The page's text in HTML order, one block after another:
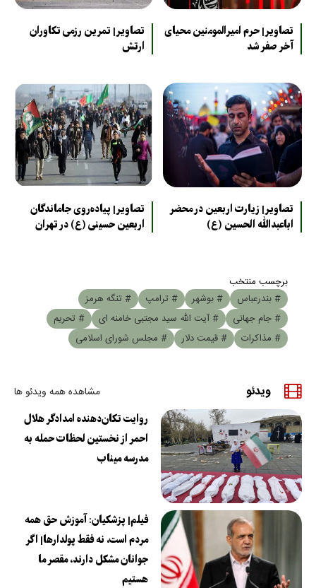
تصاویر| حرم امیرالمومنین محیای
آخر صفر شد
تصاویر| تمرین رزمی تکاوران
ارتش
تصاویر| زیارت اربعین در محضر
اباعبدالله الحسین (ع)
تصاویر| پیاده‌روی جاماندگان
اربعین حسینی (ع) در تهران
برچسب منتخب
# بندرعباس
# بوشهر # ترامپ
# تنگه هرمز
# جام جهانی
# آیت الله سید مجتبی خامنه ای
# تحریم
# مذاکرات
# قیمت دلار # مجلس شورای اسلامی
ویدئو مشاهده همه ویدئو ها
روایت تکان‌دهنده امدادگر هلال
احمر از نخستین لحظات حمله به
مدرسه میناب
فیلم| پزشکیان: آموزش حق همه
مردم است، نه فقط پولدارها| اگر
جوانان مشکل دارند، مقصر ما
هستیم